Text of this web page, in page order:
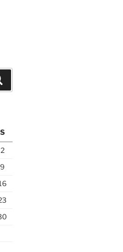
S
2
9